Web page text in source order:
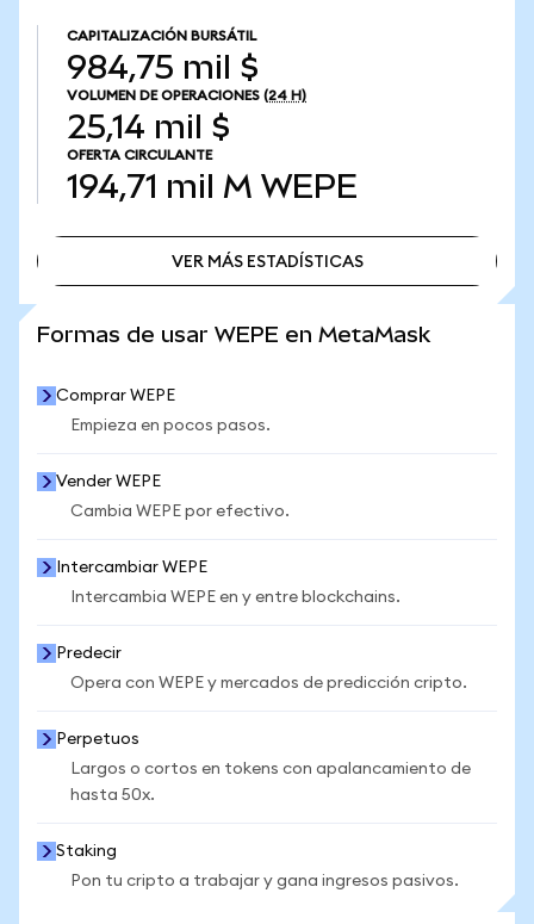
CAPITALIZACIÓN BURSÁTIL
984,75 mil $
VOLUMEN DE OPERACIONES (24 H)
25,14 mil $
OFERTA CIRCULANTE
194,71 mil M WEPE
VER MÁS ESTADÍSTICAS
Formas de usar WEPE en MetaMask
Comprar WEPE
Empieza en pocos pasos.
Vender WEPE
Cambia WEPE por efectivo.
Intercambiar WEPE
Intercambia WEPE en y entre blockchains.
Predecir
Opera con WEPE y mercados de predicción cripto.
Perpetuos
Largos o cortos en tokens con apalancamiento de
hasta 50x.
Staking
Pon tu cripto a trabajar y gana ingresos pasivos.